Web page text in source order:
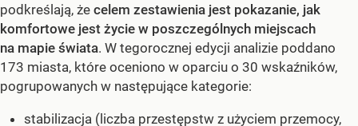
podkreślają, że celem zestawienia jest pokazanie, jak
komfortowe jest życie w poszczególnych miejscach
na mapie świata. W tegorocznej edycji analizie poddano
173 miasta, które oceniono w oparciu o 30 wskaźników,
pogrupowanych w następujące kategorie:
stabilizacja (liczba przestępstw z użyciem przemocy,